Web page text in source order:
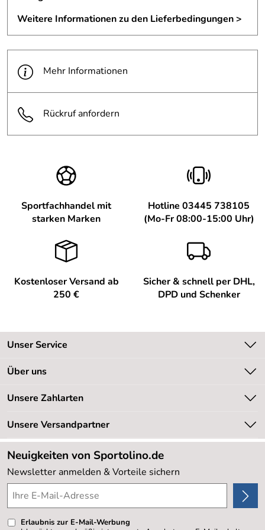
Verifizierte Bewertung
Bewertungsdatum: 30.08.2024
Bea
Verifizierte Bewertung
bequem da man den Kopf anlehnen kann.
Kaufempfehlungen!
Bewertungsdatum: 28.08.2024
Weitere Informationen zu den Lieferbedingungen >
Mehr Informationen
Rückruf anfordern
Sportfachhandel mit
starken Marken
Hotline 03445 738105
(Mo-Fr 08:00-15:00 Uhr)
Kostenloser Versand ab
250 €
Sicher & schnell per DHL,
DPD und Schenker
Unser Service
Kontakt
Newsletter
Retourenabwicklung
Lieferbedingungen
Kundenlogin
Über uns
Unsere Bestseller
Neu
Sale %
Kundenbewertungen (20.177)
4,8/5*****
Unsere Zahlarten
Unsere Versandpartner
Neuigkeiten von Sportolino.de
Newsletter anmelden & Vorteile sichern
Erlaubnis zur E-Mail-Werbung